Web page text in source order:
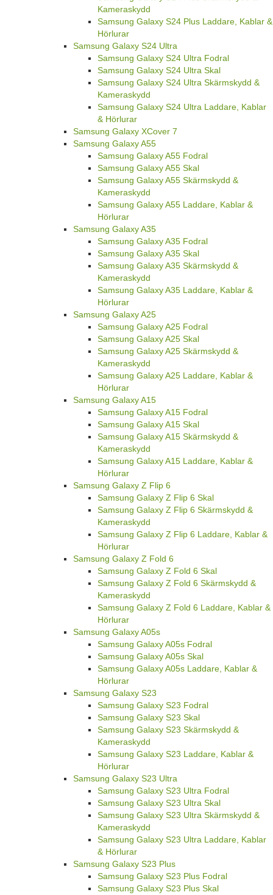
Kameraskydd
Samsung Galaxy S24 Plus Laddare, Kablar &
Hörlurar
Samsung Galaxy S24 Ultra
Samsung Galaxy S24 Ultra Fodral
Samsung Galaxy S24 Ultra Skal
Samsung Galaxy S24 Ultra Skärmskydd &
Kameraskydd
Samsung Galaxy S24 Ultra Laddare, Kablar
& Hörlurar
Samsung Galaxy XCover 7
Samsung Galaxy A55
Samsung Galaxy A55 Fodral
Samsung Galaxy A55 Skal
Samsung Galaxy A55 Skärmskydd &
Kameraskydd
Samsung Galaxy A55 Laddare, Kablar &
Hörlurar
Samsung Galaxy A35
Samsung Galaxy A35 Fodral
Samsung Galaxy A35 Skal
Samsung Galaxy A35 Skärmskydd &
Kameraskydd
Samsung Galaxy A35 Laddare, Kablar &
Hörlurar
Samsung Galaxy A25
Samsung Galaxy A25 Fodral
Samsung Galaxy A25 Skal
Samsung Galaxy A25 Skärmskydd &
Kameraskydd
Samsung Galaxy A25 Laddare, Kablar &
Hörlurar
Samsung Galaxy A15
Samsung Galaxy A15 Fodral
Samsung Galaxy A15 Skal
Samsung Galaxy A15 Skärmskydd &
Kameraskydd
Samsung Galaxy A15 Laddare, Kablar &
Hörlurar
Samsung Galaxy Z Flip 6
Samsung Galaxy Z Flip 6 Skal
Samsung Galaxy Z Flip 6 Skärmskydd &
Kameraskydd
Samsung Galaxy Z Flip 6 Laddare, Kablar &
Hörlurar
Samsung Galaxy Z Fold 6
Samsung Galaxy Z Fold 6 Skal
Samsung Galaxy Z Fold 6 Skärmskydd &
Kameraskydd
Samsung Galaxy Z Fold 6 Laddare, Kablar &
Hörlurar
Samsung Galaxy A05s
Samsung Galaxy A05s Fodral
Samsung Galaxy A05s Skal
Samsung Galaxy A05s Laddare, Kablar &
Hörlurar
Samsung Galaxy S23
Samsung Galaxy S23 Fodral
Samsung Galaxy S23 Skal
Samsung Galaxy S23 Skärmskydd &
Kameraskydd
Samsung Galaxy S23 Laddare, Kablar &
Hörlurar
Samsung Galaxy S23 Ultra
Samsung Galaxy S23 Ultra Fodral
Samsung Galaxy S23 Ultra Skal
Samsung Galaxy S23 Ultra Skärmskydd &
Kameraskydd
Samsung Galaxy S23 Ultra Laddare, Kablar
& Hörlurar
Samsung Galaxy S23 Plus
Samsung Galaxy S23 Plus Fodral
Samsung Galaxy S23 Plus Skal